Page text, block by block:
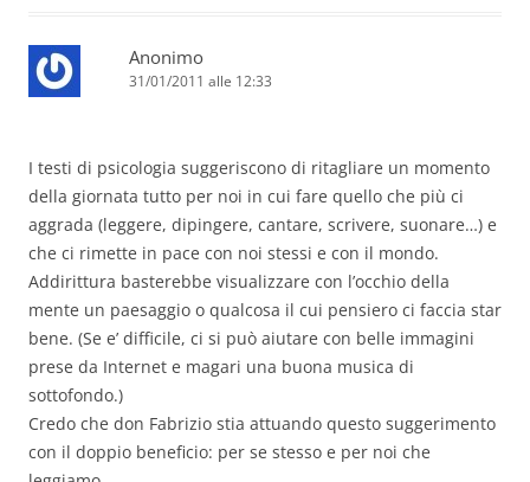
Anonimo
31/01/2011 alle 12:33
I testi di psicologia suggeriscono di ritagliare un momento
della giornata tutto per noi in cui fare quello che più ci
aggrada (leggere, dipingere, cantare, scrivere, suonare…) e
che ci rimette in pace con noi stessi e con il mondo.
Addirittura basterebbe visualizzare con l’occhio della
mente un paesaggio o qualcosa il cui pensiero ci faccia star
bene. (Se e’ difficile, ci si può aiutare con belle immagini
prese da Internet e magari una buona musica di
sottofondo.)
Credo che don Fabrizio stia attuando questo suggerimento
con il doppio beneficio: per se stesso e per noi che